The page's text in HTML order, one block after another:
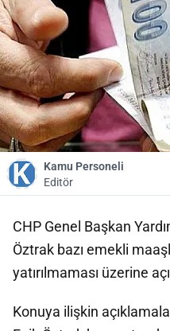
Kamu Personeli
Editör
CHP Genel Başkan
Öztrak bazı emekli
yatırılmaması üzerine
Konuya ilişkin